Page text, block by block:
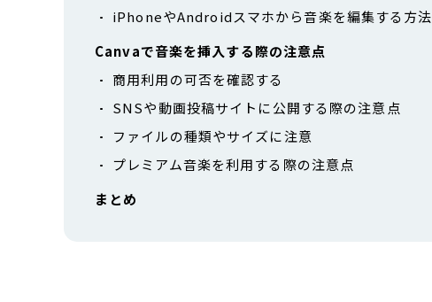
iPhoneやAndroidスマホから音楽を編集する方法
Canvaで音楽を挿入する際の注意点
商用利用の可否を確認する
SNSや動画投稿サイトに公開する際の注意点
ファイルの種類やサイズに注意
プレミアム音楽を利用する際の注意点
まとめ